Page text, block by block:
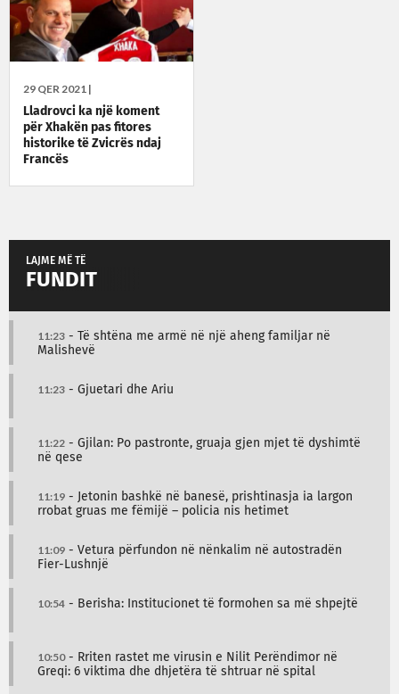
29 QER 2021 |
Lladrovci ka një koment
për Xhakën pas fitores
historike të Zvicrës ndaj
Francës
LAJME MË TË
FUNDIT
11:23 - Të shtëna me armë në një aheng familjar në
Malishevë
11:23 - Gjuetari dhe Ariu
11:22 - Gjilan: Po pastronte, gruaja gjen mjet të dyshimtë
në qese
11:19 - Jetonin bashkë në banesë, prishtinasja ia largon
rrobat gruas me fëmijë – policia nis hetimet
11:09 - Vetura përfundon në nënkalim në autostradën
Fier-Lushnjë
10:54 - Berisha: Institucionet të formohen sa më shpejtë
10:50- Rriten rastet me virusin e Nilit Perëndimor në
Greqi: 6 viktima dhe dhjetëra të shtruar në spital